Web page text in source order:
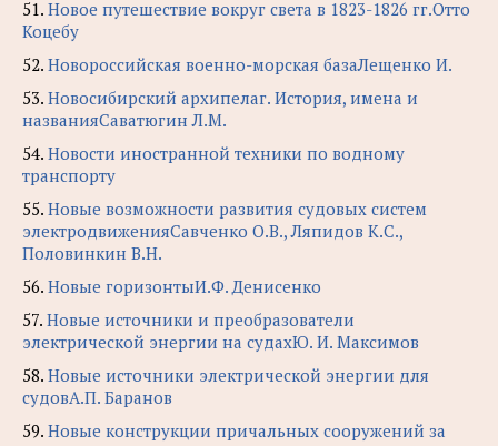
51. Новое путешествие вокруг света в 1823-1826 гг.Отто
Коцебу
52. Новороссийская военно-морская базаЛещенко И.
53. Новосибирский архипелаг. История, имена и
названияСаватюгин Л.М.
54. Новости иностранной техники по водному
транспорту
55. Новые возможности развития судовых систем
электродвиженияСавченко О.В., Ляпидов К.С.,
Половинкин В.Н.
56. Новые горизонтыИ.Ф. Денисенко
57. Новые источники и преобразователи
электрической энергии на судахЮ. И. Максимов
58. Новые источники электрической энергии для
судовА.П. Баранов
59. Новые конструкции причальных сооружений за